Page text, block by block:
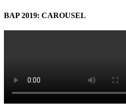
BAP 2019: CAROUSEL